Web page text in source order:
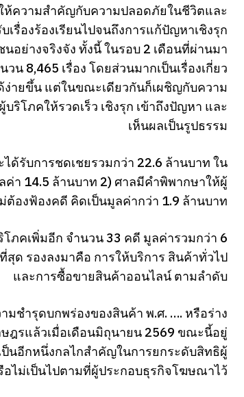
ห้ความสำคัญกับความปลอดภัยในชีวิตและ
องร้องเรียนไปจนถึงการแก้ปัญหาเชิงรุก
ย่างจริงจัง ทั้งนี้ ในรอบ 2 เดือนที่ผ่านมา
8,465 เรื่อง โดยส่วนมากเป็นเรื่องเกี่ยว
ง่ายขึ้น แต่ในขณะเดียวกันก็เผชิญกับความ
โภคให้รวดเร็ว เชิงรุก เข้าถึงปัญหา และ
เห็นผลเป็นรูปธรรม
ด้รับการชดเชยรวมกว่า 22.6 ล้านบาท ใน
า 14.5 ล้านบาท 2) ศาลมีคำพิพากษาให้ผู้
ต้องฟ้องคดี คิดเป็นมูลค่ากว่า 1.9 ล้านบาท
ภคเพิ่มอีก จำนวน 33 คดี มูลค่ารวมกว่า 6
รองลงมาคือ การให้บริการ สินค้าทั่วไป
และการซื้อขายสินค้าออนไลน์ ตามลำดับ
ชำรุดบกพร่องของสินค้า พ.ศ. …. หรือร่าง
ฎรแล้วเมื่อเดือนมิถุนายน 2569 ขณะนี้อยู่
นอีกหนึ่งกลไกสำคัญในการยกระดับสิทธิผู้
ไม่เป็นไปตามที่ผู้ประกอบธุรกิจโฆษณาไว้